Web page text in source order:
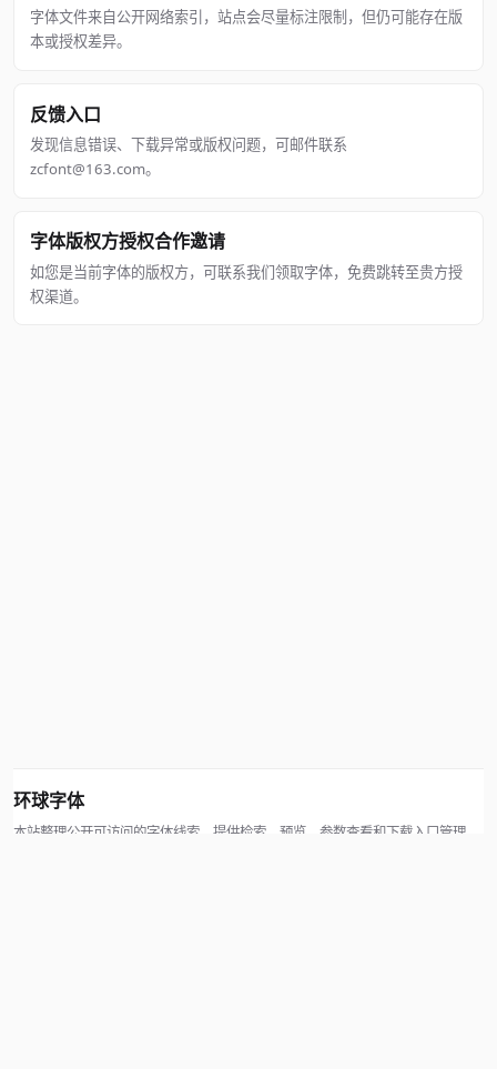
字体文件来自公开网络索引，站点会尽量标注限制，但仍可能存在版
本或授权差异。
反馈入口
发现信息错误、下载异常或版权问题，可邮件联系
zcfont@163.com。
字体版权方授权合作邀请
如您是当前字体的版权方，可联系我们领取字体，免费跳转至贵方授
权渠道。
环球字体
本站整理公开可访问的字体线索，提供检索、预览、参数查看和下载入口管理。